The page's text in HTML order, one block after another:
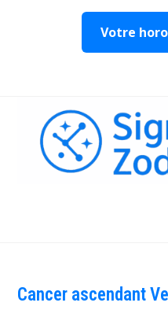
Votre
Cancer ascendant